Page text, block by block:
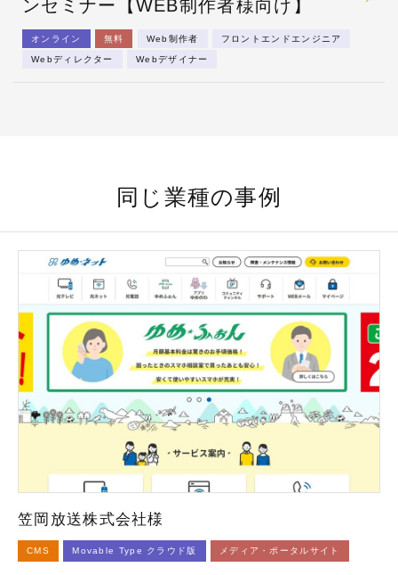
ンセミナー【WEB制作者様向け】
オンライン 無料 Web制作者 フロントエンドエンジニア
Webディレクター Webデザイナー
同じ業種の事例
笠岡放送株式会社様
CMS Movable Type クラウド版 メディア・ポータルサイト